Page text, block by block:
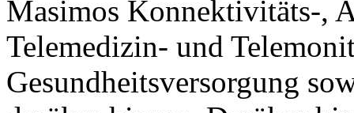
Masimos Konnektivitäts-,
Telemedizin- und
Gesundheitsversorgung